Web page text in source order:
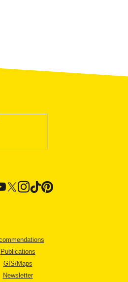
Publications
GIS/Maps
Newsletter